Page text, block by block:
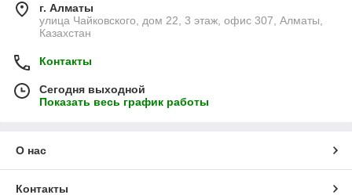
г. Алматы
улица Чайковского, дом 22, 3 этаж, офис 307, Алматы,
Казахстан
Контакты
Сегодня выходной
Показать весь график работы
О нас
Контакты